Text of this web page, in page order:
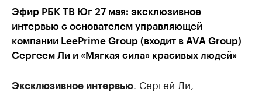
Эфир РБК ТВ Юг 27 мая: эксклюзивное
интервью с основателем управляющей
компании LeePrime Group (входит в AVA Group)
Сергеем Ли и «Мягкая сила» красивых людей»
Эксклюзивное интервью
. Сергей Ли,